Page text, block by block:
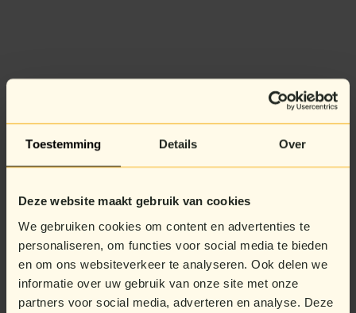
Toestemming Details Over
Deze website maakt gebruik van cookies
We gebruiken cookies om content en advertenties te
personaliseren, om functies voor social media te bieden
en om ons websiteverkeer te analyseren. Ook delen we
informatie over uw gebruik van onze site met onze
partners voor social media, adverteren en analyse. Deze